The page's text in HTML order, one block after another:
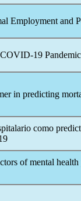
Employment and
COVID-19 Pandemic
in predicting
como
of mental